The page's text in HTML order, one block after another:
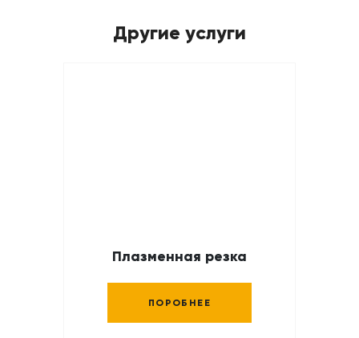
Другие услуги
Плазменная резка
ПОРОБНЕЕ